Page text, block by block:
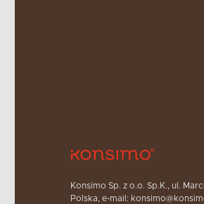
Konsimo Sp. z o.o. Sp.K., ul.
Polska, e-mail: